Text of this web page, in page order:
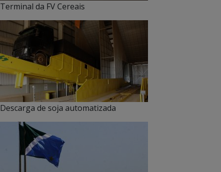
Terminal da FV Cereais
Descarga de soja automatizada